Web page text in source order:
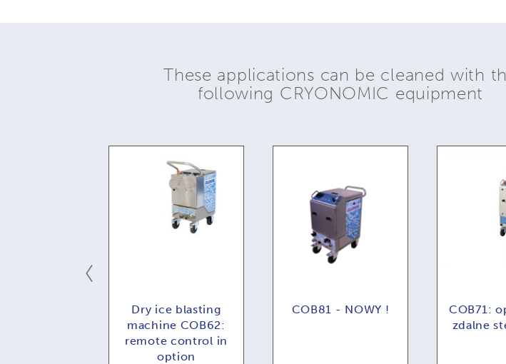
These applications can be cleaned with
following CRYONOMIC equipment
Dry ice blasting
machine COB62:
remote control in
option
COB81 - NOWY !
COB71:
zdalne